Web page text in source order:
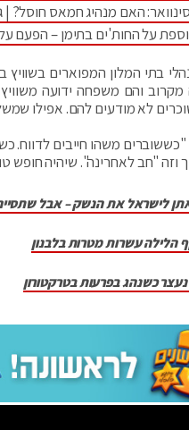
האם מנהיג חמאס חוסל? |
על החות'ים בתימן – הפעם
בתי המלון המפוארים בשוויץ
והם משפחה ידועה
לא ‏מודעים להם. אפילו
‏משהו חייבים לדווח.
וזה "חב לאחרינה". שיהיה חופש
לישראל את הנשק – אבל
עשרות מטרות בלבנון